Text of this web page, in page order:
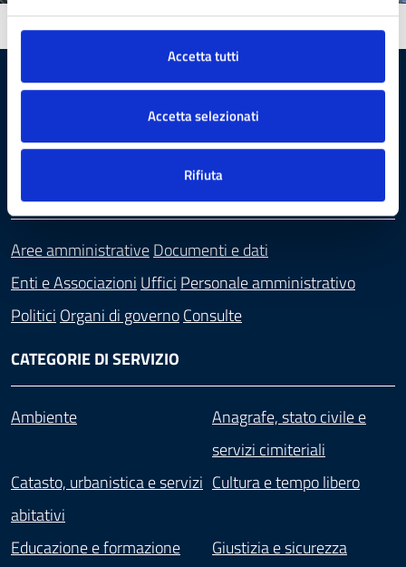
Accetta tutti
Accetta selezionati
Rifiuta
Comune di Sesto San Giovanni
Aree amministrativeDocumenti e dati
Enti e Associazioni Uffici Personale amministrativo
Politici Organi di governoConsulte
CATEGORIE DI SERVIZIO
Ambiente
Anagrafe, stato civile e
servizi cimiteriali
Catasto, urbanistica e servizi
abitativi
Cultura e tempo libero
Educazione e formazione
Giustizia e sicurezza